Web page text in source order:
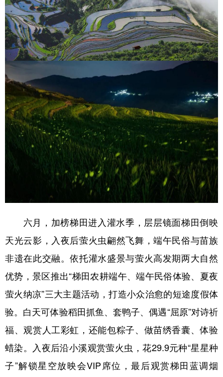
六月，加榜梯田进入灌水季，层层镜面梯田倒映
天光云影，入夜后萤火虫翩然飞舞，端午民俗与苗族
非遗在此交融。依托灌水盛景与萤火高发期两大自然
优势，景区推出“梯田农耕端午、端午民俗体验、夏夜
萤火纳凉”三大主题活动，打造小众治愈的短途度假体
验。白天可体验稻田抓鱼、套鸭子、偶遇“屈原”对诗祈
福、观赏人工彩虹，还能包粽子、做苗绣香囊、体验
蜡染。入夜后沿小溪观赏萤火虫，花29.9元种“星星种
子”解锁星空放映会VIP席位，最后观赏梯田蓝调烟